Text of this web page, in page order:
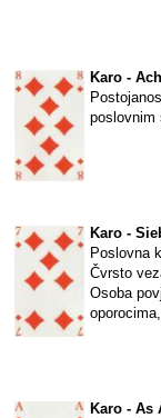
Karo -
poslovnim
Karo -
Poslovna
Čvrsto
Osoba
Karo - As